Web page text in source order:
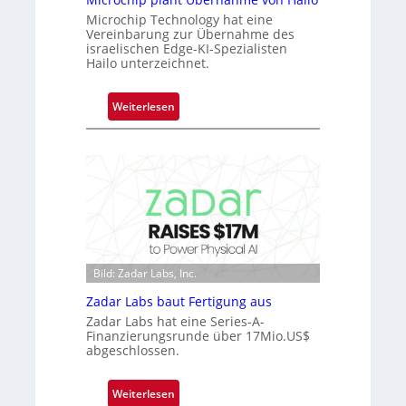
c
t
s
S
e
r
i
-
B
-
R
u
n
d
e
ü
b
e
r
m
a
r
k
V
i
o
n
Microchip Technology hat eine
Vereinbarung zur Übernahme des
israelischen Edge-KI-Spezialisten
Hailo unterzeichnet.
Weiterlesen:
M
o
c
h
i
p
p
l
a
n
Ü
Bild: Zadar Labs, Inc.
Zadar Labs baut Fertigung aus
Zadar Labs hat eine Series-A-
Finanzierungsrunde über 17Mio.US$
abgeschlossen.
Weiterlesen: